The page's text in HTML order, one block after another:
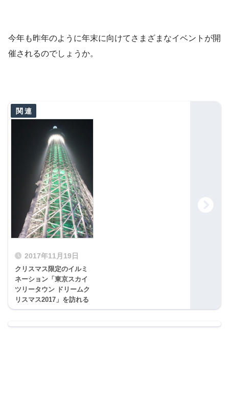
今年も昨年のように年末に向けてさまざまなイベントが開
催されるのでしょうか。
2017年11月19日
クリスマス限定のイルミ
ネーション「東京スカイ
ツリータウン ドリームク
リスマス2017」を訪れる